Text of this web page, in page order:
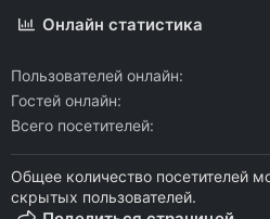
Онлайн статистика
Пользователей онлайн
Гостей онлайн
Всего посетителей
Общее количество посетителей
скрытых пользователей.